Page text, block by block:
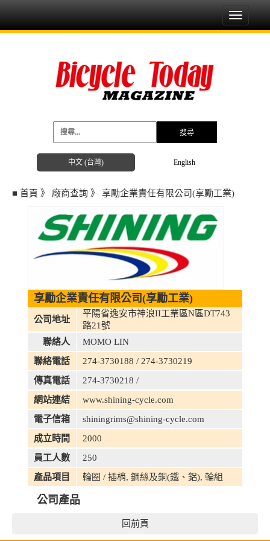
中文 (台灣) English
Toggle
■ 首頁 》 廠商查詢 》 享勵企業責任有限公司(享勵工業)
享勵企業責任有限公司(享勵工業)
公司地址
平陽省逸安市神浪II工業區N區DT743
路21號
聯絡人
MOMO LIN
聯絡電話
274-3730188 / 274-3730219
傳真電話
274-3730218 /
網站連結
www.shining-cycle.com
電子信箱
shiningrims@shining-cycle.com
成立時間
2000
員工人數
250
產品項目
輪圈 / 插梢, 鋼絲及銅(鐵、鋁), 輪組
公司產品
回前頁